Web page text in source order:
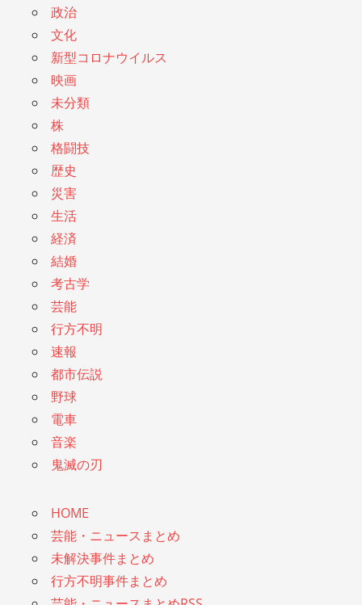
政治
文化
新型コロナウイルス
映画
未分類
株
格闘技
歴史
災害
生活
経済
結婚
考古学
芸能
行方不明
速報
都市伝説
野球
電車
音楽
鬼滅の刃
HOME
芸能・ニュースまとめ
未解決事件まとめ
行方不明事件まとめ